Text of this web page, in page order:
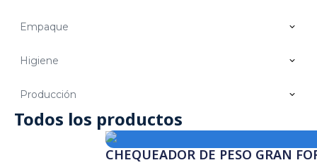
Empaque
Higiene
Producción
Todos los productos
CHEQUEADOR DE PESO GRAN